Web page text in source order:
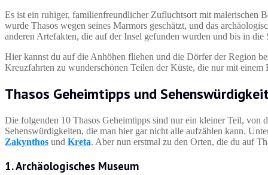
Es ist ein ruhiger, familienfreundlicher Zufluchtsort mit malerischen
wurde Thasos wegen seines Marmors geschätzt, und das
anderen Artefakten, die auf der Insel gefunden wurden und bis in
Hier kannst du auf die Anhöhen fliehen und die Dörfer der Region
Kreuzfahrten zu wunderschönen Teilen der Küste, die nur mit
Thasos Geheimtipps und
Die folgenden 10 Thasos Geheimtipps sind nur ein kleiner Teil, von
Sehenswürdigkeiten, die man hier gar nicht alle aufzählen kann.
Zakynthos und Kreta. Aber nun erstmal zu den Orten, die du auf
1. Archäologisches Museum